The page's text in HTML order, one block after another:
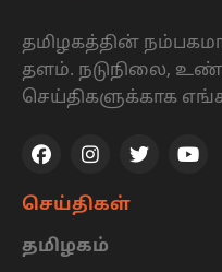
தமிழகத்தின்
தளம். நடுநிலை,
செய்திகளுக்காக
செய்திகள்
தமிழகம்